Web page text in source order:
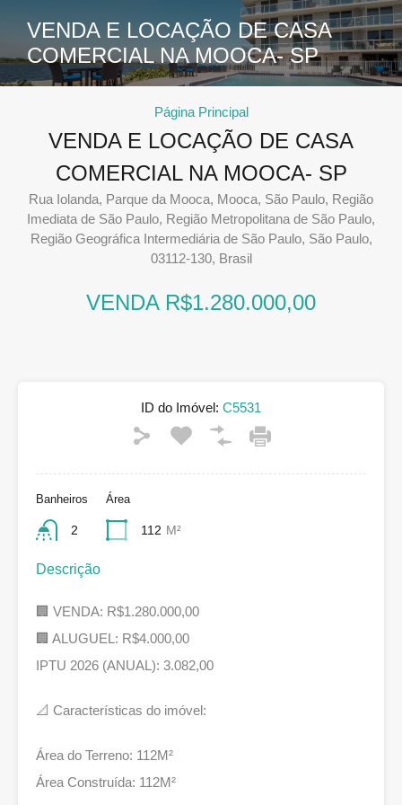
VENDA E LOCAÇÃO DE CASA
COMERCIAL NA MOOCA- SP
Página Principal
VENDA E LOCAÇÃO DE CASA
COMERCIAL NA MOOCA- SP
Rua Iolanda, Parque da Mooca, Mooca, São Paulo, Região
Imediata de São Paulo, Região Metropolitana de São Paulo,
Região Geográfica Intermediária de São Paulo, São Paulo,
03112-130, Brasil
VENDA R$1.280.000,00
ID do Imóvel: C5531
Banheiros
2
Área
112 M²
Descrição
🏢 VENDA: R$1.280.000,00
🏢 ALUGUEL: R$4.000,00
IPTU 2026 (ANUAL): 3.082,00
📐 Características do imóvel:
Área do Terreno: 112M²
Área Construída: 112M²